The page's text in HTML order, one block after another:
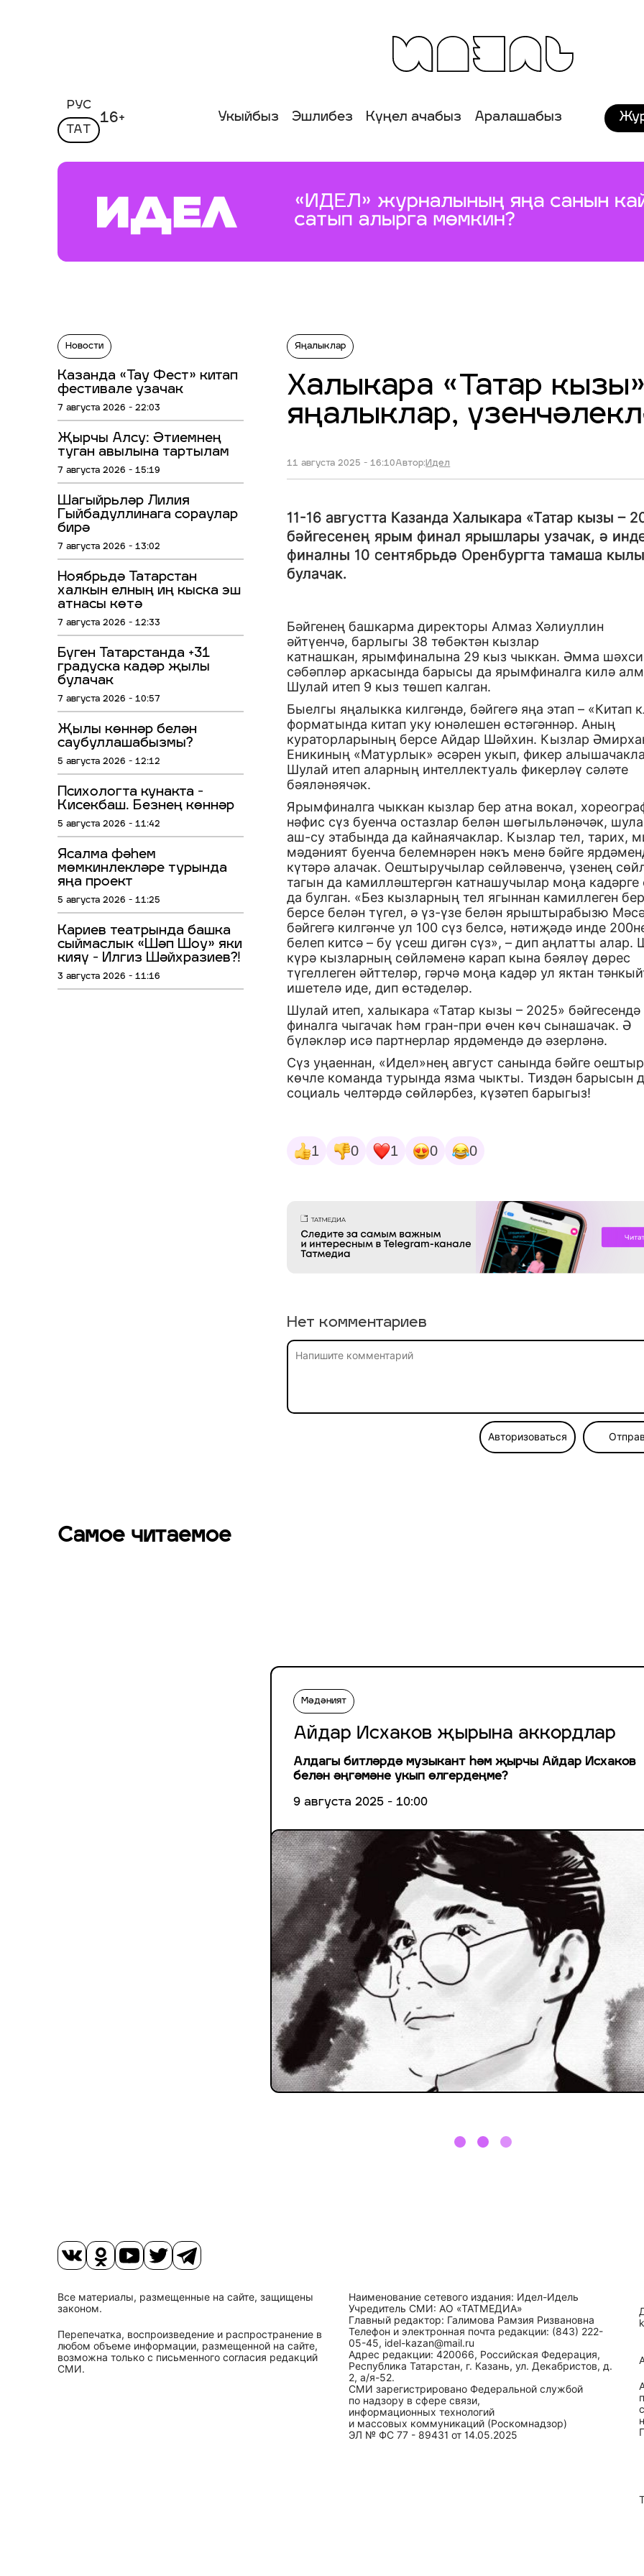
РУС
ТАТ
16+ Укыйбыз Эшлибез Күңел ачабыз Аралашабыз
Новости
Казанда «Тау Фест» китап
фестивале узачак
7 августа 2026 - 22:03
Җырчы Алсу: Әтиемнең
туган авылына тартылам
7 августа 2026 - 15:19
Шагыйрьләр Лилия
Гыйбадуллинага сораулар
бирә
7 августа 2026 - 13:02
Ноябрьдә Татарстан
халкын елның иң кыска эш
атнасы көтә
7 августа 2026 - 12:33
Бүген Татарстанда +31
градуска кадәр җылы
булачак
7 августа 2026 - 10:57
Җылы көннәр белән
саубуллашабызмы?
5 августа 2026 - 12:12
Психологта кунакта -
Кисекбаш. Безнең көннәр
5 августа 2026 - 11:42
Ясалма фәһем
мөмкинлекләре турында
яңа проект
5 августа 2026 - 11:25
Кариев театрында башка
сыймаслык «Шәп Шоу» яки
кияү - Илгиз Шәйхразиев?!
3 августа 2026 - 11:16
Яңалыклар
Халыкара «Татар
яңалыклар,
11 августа 2025 - 16:10Автор:Идел
11-16 августта Казанда Халыкара «Татар кызы –
бәйгесенең ярым финал ярышлары узачак, ә
финалны 10 сентябрьдә Оренбургта тамаша
булачак.
Бәйгенең башкарма директоры Алмаз Хәлиуллин
әйтүенчә, барлыгы 38 төбәктән кызлар
катнашкан, ярымфиналына 29 кыз чыккан. Әмма шәхси
сәбәпләр аркасында барысы да ярымфиналга килә
Шулай итеп 9 кыз төшеп калган.
Быелгы яңалыкка килгәндә, бәйгегә яңа этап – «Китап
форматында китап уку юнәлешен өстәгәннәр. Аның
кураторларының берсе Айдар Шәйхин. Кызлар
Еникиның «Матурлык» әсәрен укып, фикер
Шулай итеп аларның интеллектуаль фикерләү сәләте
бәяләнәячәк.
Ярымфиналга чыккан кызлар бер атна вокал,
нәфис сүз буенча остазлар белән шөгыльләнәчәк,
аш-су этабында да кайнаячаклар. Кызлар тел, тарих,
мәдәният буенча белемнәрен нәкъ менә бәйге
күтәрә алачак. Оештыручылар сөйләвенчә, үзенең
тагын да камилләштергән катнашучылар моңа кадәрге
да булган. «Без кызларның тел ягыннан камиллеген
берсе белән түгел, ә үз-үзе белән ярыштырабызю
бәйгегә килгәнче ул 100 сүз белсә, нәтиҗәдә инде
белеп китсә – бу үсеш дигән сүз», – дип аңлатты алар.
күрә кызларның сөйләменә карап кына бәяләү дөрес
түгеллеген әйттеләр, гәрчә моңа кадәр ул яктан
ишетелә иде, дип өстәделәр.
Шулай итеп, халыкара «Татар кызы – 2025» бәйгесендә
финалга чыгачак һәм гран-при өчен көч сынашачак. Ә
бүләкләр исә партнерлар ярдәмендә дә әзерләнә.
Сүз уңаеннан, «Идел»нең август санында бәйге
көчле команда турында язма чыкты. Тиздән барысын
социаль челтәрдә сөйләрбез, күзәтеп барыгыз!
1 0 1 0 0
Нет комментариев
Авторизоваться
Самое читаемое
Мәдәният
Айдар Исхаков җырына аккордлар
Алдагы битләрдә музыкант һәм җырчы Айдар Исхаков
белән әңгәмәне укып өлгердеңме?
9 августа 2025 - 10:00
Все материалы, размещенные на сайте, защищены
законом.
Перепечатка, воспроизведение и распространение в
любом объеме информации, размещенной на сайте,
возможна только с письменного согласия редакций
СМИ.
Наименование сетевого издания: Идел-Идель
Учредитель СМИ: АО «ТАТМЕДИА»
Главный редактор: Галимова Рамзия Ризвановна
Телефон и электронная почта редакции: (843) 222-
05-45, idel-kazan@mail.ru
Адрес редакции: 420066, Российская Федерация,
Республика Татарстан, г. Казань, ул. Декабристов, д.
2, а/я-52.
СМИ зарегистрировано Федеральной службой
по надзору в сфере связи,
информационных технологий
и массовых коммуникаций (Роскомнадзор)
ЭЛ № ФС 77 - 89431 от 14.05.2025